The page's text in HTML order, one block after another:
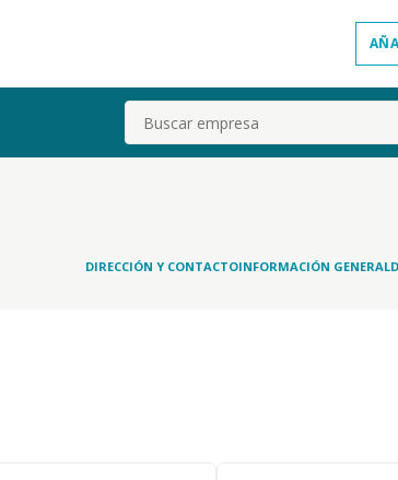
Buscar
DIRECCIÓN Y CONTACTOINFORMACIÓN GENERAL